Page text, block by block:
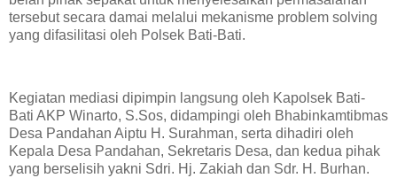
tersebut secara damai melalui mekanisme problem solving
yang difasilitasi oleh Polsek Bati-Bati.
Kegiatan mediasi dipimpin langsung oleh Kapolsek Bati-
Bati AKP Winarto, S.Sos, didampingi oleh Bhabinkamtibmas
Desa Pandahan Aiptu H. Surahman, serta dihadiri oleh
Kepala Desa Pandahan, Sekretaris Desa, dan kedua pihak
yang berselisih yakni Sdri. Hj. Zakiah dan Sdr. H. Burhan.